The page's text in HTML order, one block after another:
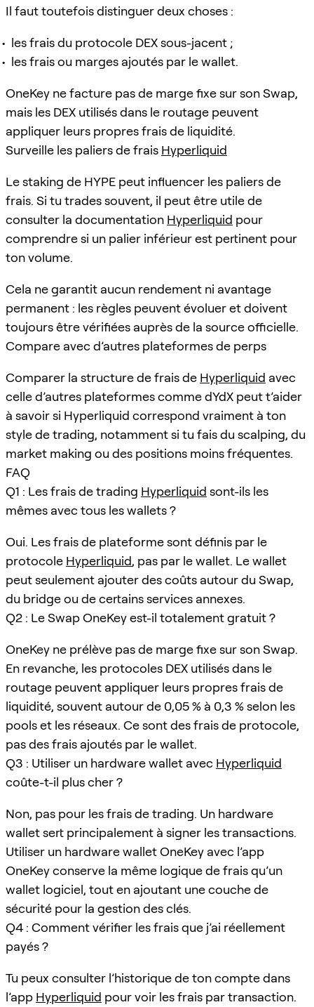
Il faut toutefois distinguer deux choses :
les frais du protocole DEX sous-jacent ;
les frais ou marges ajoutés par le wallet.
OneKey ne facture pas de marge fixe sur son Swap,
mais les DEX utilisés dans le routage peuvent
appliquer leurs propres frais de liquidité.
Surveille les paliers de frais Hyperliquid
Le staking de HYPE peut influencer les paliers de
frais. Si tu trades souvent, il peut être utile de
consulter la documentation Hyperliquid pour
comprendre si un palier inférieur est pertinent pour
ton volume.
Cela ne garantit aucun rendement ni avantage
permanent : les règles peuvent évoluer et doivent
toujours être vérifiées auprès de la source officielle.
Compare avec d’autres plateformes de perps
Comparer la structure de frais de Hyperliquid avec
celle d’autres plateformes comme dYdX peut t’aider
à savoir si Hyperliquid correspond vraiment à ton
style de trading, notamment si tu fais du scalping, du
market making ou des positions moins fréquentes.
FAQ
Q1 : Les frais de trading Hyperliquid sont-ils les
mêmes avec tous les wallets ?
Oui. Les frais de plateforme sont définis par le
protocole Hyperliquid, pas par le wallet. Le wallet
peut seulement ajouter des coûts autour du Swap,
du bridge ou de certains services annexes.
Q2 : Le Swap OneKey est-il totalement gratuit ?
OneKey ne prélève pas de marge fixe sur son Swap.
En revanche, les protocoles DEX utilisés dans le
routage peuvent appliquer leurs propres frais de
liquidité, souvent autour de 0,05 % à 0,3 % selon les
pools et les réseaux. Ce sont des frais de protocole,
pas des frais ajoutés par le wallet.
Q3 : Utiliser un hardware wallet avec Hyperliquid
coûte-t-il plus cher ?
Non, pas pour les frais de trading. Un hardware
wallet sert principalement à signer les transactions.
Utiliser un hardware wallet OneKey avec l’app
OneKey conserve la même logique de frais qu’un
wallet logiciel, tout en ajoutant une couche de
sécurité pour la gestion des clés.
Q4 : Comment vérifier les frais que j’ai réellement
payés ?
Tu peux consulter l’historique de ton compte dans
l’app Hyperliquid pour voir les frais par transaction.